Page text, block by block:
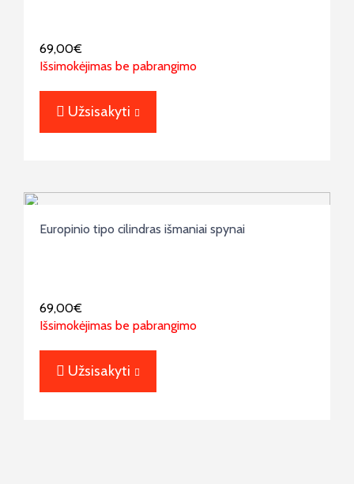
69,00€
Išsimokėjimas be pabrangimo
Užsisakyti
Europinio tipo cilindras išmaniai spynai
69,00€
Išsimokėjimas be pabrangimo
Užsisakyti